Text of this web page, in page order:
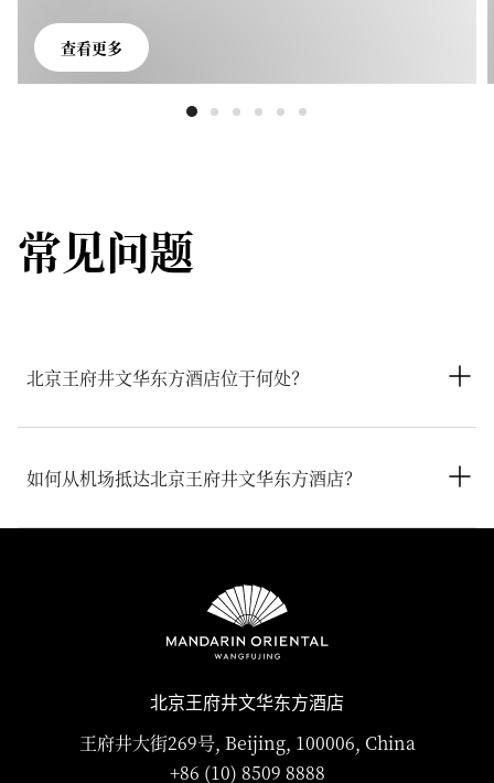
查看更多
常见问题
北京王府井文华东方酒店位于何处？
号王府中環上层，邮编：100006。
如何从机场抵达北京王府井文华东方酒店？
团队可为您安排私人机场接送服务，确保您顺畅抵达酒店。
北京王府井文华东方酒店
王府井大街269号, Beijing, 100006, China
+86 (10) 8509 8888